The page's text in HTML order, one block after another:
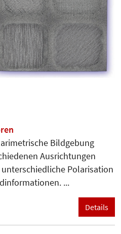
Bildgebung
Ausrichtungen
Polarisation
...
Details